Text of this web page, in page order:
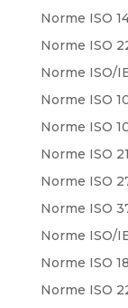
Norme ISO
Norme ISO
Norme ISO/
Norme ISO
Norme ISO
Norme ISO
Norme ISO
Norme ISO
Norme ISO/
Norme ISO
Norme ISO